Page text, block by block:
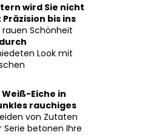
wird Sie nicht
bis ins
Schönheit
Look mit
Eiche in
rauchiges
von Zutaten
Serie betonen Ihre